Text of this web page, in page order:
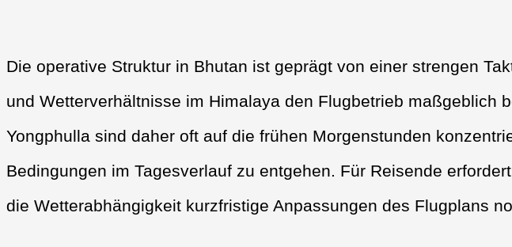
Die operative Struktur in Bhutan ist geprägt von einer strengen
und Wetterverhältnisse im Himalaya den Flugbetrieb maßgeblich
Yongphulla sind daher oft auf die frühen Morgenstunden
Bedingungen im Tagesverlauf zu entgehen. Für Reisende
die Wetterabhängigkeit kurzfristige Anpassungen des Flugplans